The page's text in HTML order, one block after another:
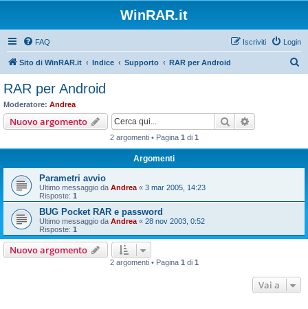
WinRAR.it
FAQ Login
Iscriviti
Sito di WinRAR.it Indice Supporto RAR per Android
RAR per Android
Moderatore: Andrea
Nuovo argomento Cerca
2 argomenti • Pagina 1 di 1
Argomenti
Parametri avvio
Ultimo messaggio da Andrea « 3 mar 2005, 14:23
Risposte: 1
BUG Pocket RAR e password
Ultimo messaggio da Andrea « 28 nov 2003, 0:52
Risposte: 1
Nuovo argomento
2 argomenti • Pagina 1 di 1
Vai a